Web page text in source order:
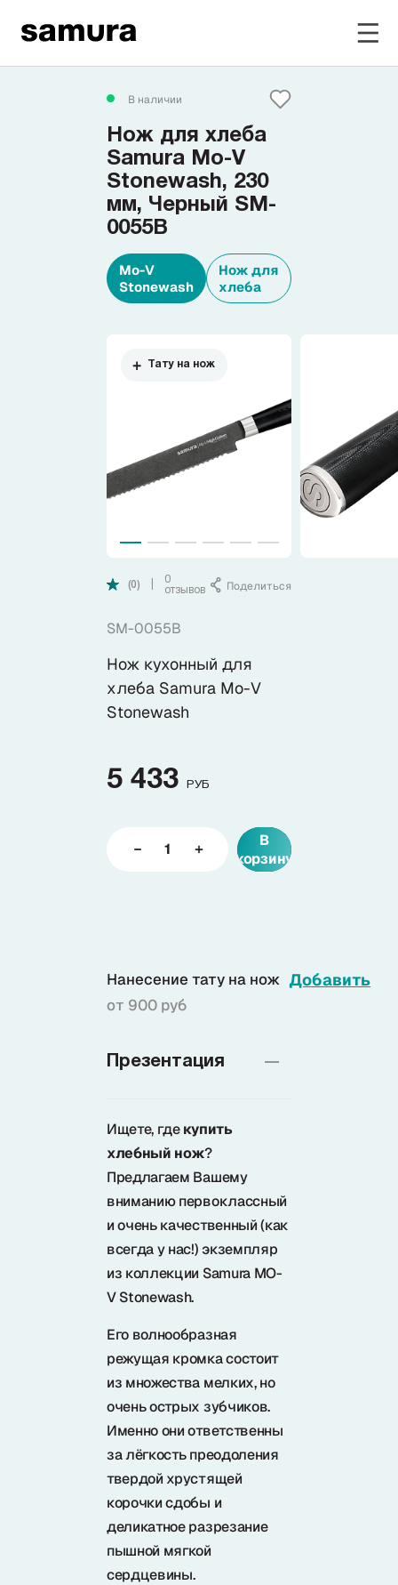
Избранное
Войти в личный кабинет
Смотреть весь каталог
Ножи по видам
Популярные подборки
Аксессуары
Спецпредложения и уценка
Интернет-магазин (пн-пт 9-18)
Samura в соцсетях
В наличии
Нож для хлеба
Samura Mo-V
Stonewash, 230
мм, Черный SM-
0055B
Mo-V
Stonewash
Нож для
хлеба
Тату на нож
(0)
0
отзывов
Поделиться
SM-0055B
Нож кухонный для
хлеба Samura Mo-V
Stonewash
5 433 РУБ
В
корзину
Нанесение тату на нож
от 900 руб
Добавить
Презентация
Ищете, гдекупить
хлебный нож?
Предлагаем Вашему
вниманию первоклассный
и очень качественный (как
всегда у нас!) экземпляр
из коллекции Samura MO-
V Stonewash.
Его волнообразная
режущая кромка состоит
из множества мелких, но
очень острых зубчиков.
Именно они ответственны
за лёгкость преодоления
твердой хрустящей
корочки сдобы и
деликатное разрезание
пышной мягкой
сердцевины.